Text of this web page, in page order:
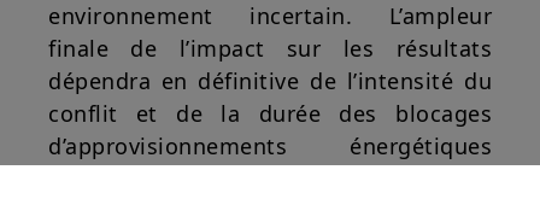
environnement incertain. L’ampleur
finale de l’impact sur les résultats
dépendra en définitive de l’intensité du
conflit et de la durée des blocages
d’approvisionnements énergétiques